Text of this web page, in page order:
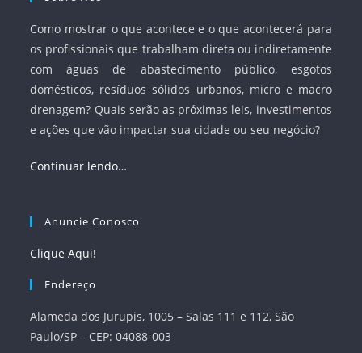
Como mostrar o que acontece e o que acontecerá para
os profissionais que trabalham direta ou indiretamente
com águas de abastecimento público, esgotos
domésticos, resíduos sólidos urbanos, micro e macro
drenagem? Quais serão as próximas leis, investimentos
e ações que vão impactar sua cidade ou seu negócio?
Continuar lendo…
Anuncie Conosco
Clique Aqui!
Endereço
Alameda dos Jurupis, 1005 – Salas 111 e 112, São
Paulo/SP – CEP: 04088-003